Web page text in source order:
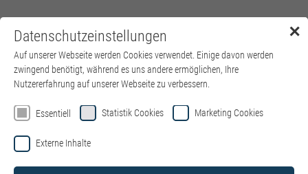
Menü
Willkommen auf der Jobbörse von
kbo – Kliniken des Bezirks
Oberbayern
✕
Datenschutzeinstellungen
Auf unserer Webseite werden Cookies verwendet. Einige davon werden
zwingend benötigt, während es uns andere ermöglichen, Ihre
Nutzererfahrung auf unserer Webseite zu verbessern.
Essentiell Statistik Cookies Marketing Cookies
Externe Inhalte